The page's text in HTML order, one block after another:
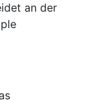
an der